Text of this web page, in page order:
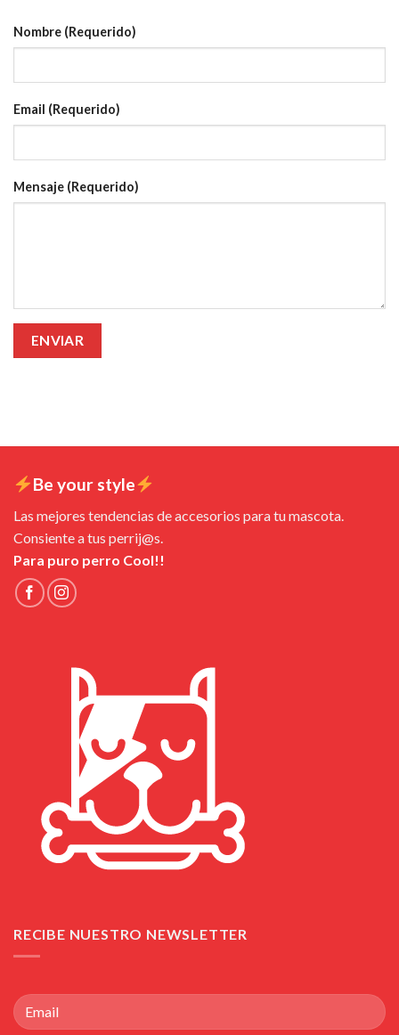
Nombre (Requerido)
Email (Requerido)
Mensaje (Requerido)
Be your style
Las mejores tendencias de accesorios para tu mascota.
Consiente a tus perrij@s.
Para puro perro Cool!!
RECIBE NUESTRO NEWSLETTER